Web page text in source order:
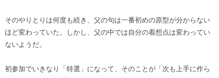
そのやりとりは何度も続き、父の句は一番初めの原型が分からない
ほど変わっていた。しかし、父の中では自分の着想点は変わってい
ないようだ。
初参加でいきなり「特選」になって、そのことが「次も上手に作ら